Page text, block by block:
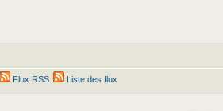
Flux RSS Liste des flux